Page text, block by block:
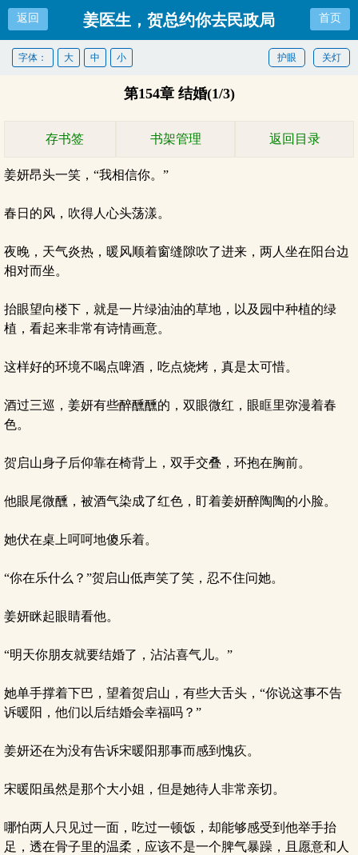
返回 姜医生，贺总约你去民政局 首页
关灯
护眼
字体： 大 中 小
第154章 结婚(1/3)
存书签 书架管理 返回目录
姜妍昂头一笑，“我相信你。”
春日的风，吹得人心头荡漾。
夜晚，天气炎热，暖风顺着窗缝隙吹了进来，两人坐在阳台边
相对而坐。
抬眼望向楼下，就是一片绿油油的草地，以及园中种植的绿
植，看起来非常有诗情画意。
这样好的环境不喝点啤酒，吃点烧烤，真是太可惜。
酒过三巡，姜妍有些醉醺醺的，双眼微红，眼眶里弥漫着春
色。
贺启山身子后仰靠在椅背上，双手交叠，环抱在胸前。
他眼尾微醺，被酒气染成了红色，盯着姜妍醉陶陶的小脸。
她伏在桌上呵呵地傻乐着。
“你在乐什么？”贺启山低声笑了笑，忍不住问她。
姜妍眯起眼睛看他。
“明天你朋友就要结婚了，沾沾喜气儿。”
她单手撑着下巴，望着贺启山，有些大舌头，“你说这事不告
诉暖阳，他们以后结婚会幸福吗？”
姜妍还在为没有告诉宋暖阳那事而感到愧疚。
宋暖阳虽然是那个大小姐，但是她待人非常亲切。
哪怕两人只见过一面，吃过一顿饭，却能够感受到他举手抬
足，透在骨子里的温柔，应该不是一个脾气暴躁，且愿意和人